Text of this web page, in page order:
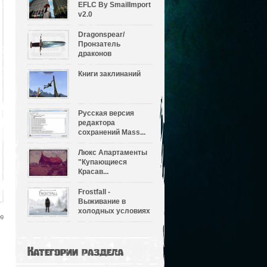
EFLC By SmailImport
v2.0
Dragonspear/
Пронзатель
драконов
Книги заклинаний
Русская версия
редактора
сохранений Mass...
Люкс Апартаменты
"Купающиеся
Красав...
Frostfall -
Выживание в
холодных условиях
Категории раздела